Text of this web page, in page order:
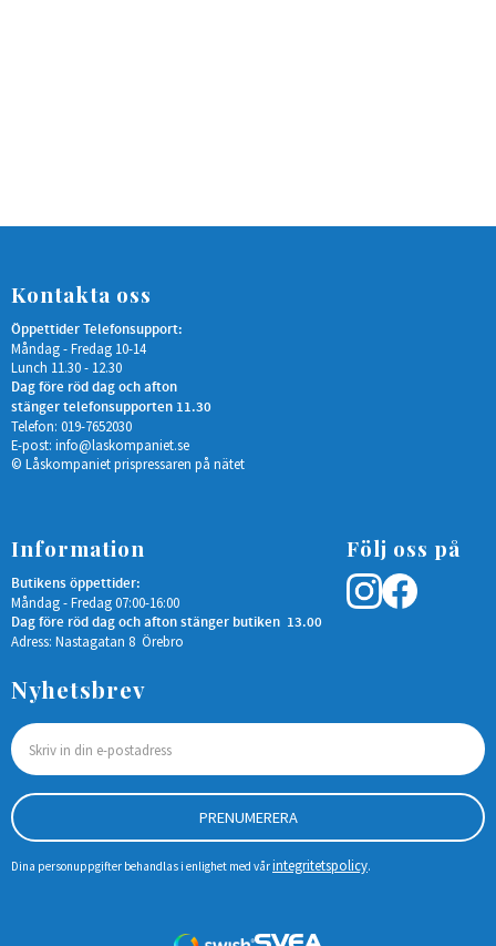
Kontakta oss
Öppettider Telefonsupport:
Måndag - Fredag 10-14
Lunch 11.30 - 12.30
Dag före röd dag och afton
stänger telefonsupporten 11.30
Telefon: 019-7652030
E-post: info@laskompaniet.se
© Låskompaniet prispressaren på nätet
Information
Butikens öppettider:
Måndag - Fredag 07:00-16:00
Dag före röd dag och afton stänger butiken 13.00
Adress: Nastagatan 8 Örebro
Följ oss på
Nyhetsbrev
PRENUMERERA
Dina personuppgifter behandlas i enlighet med vårintegritetspolicy.